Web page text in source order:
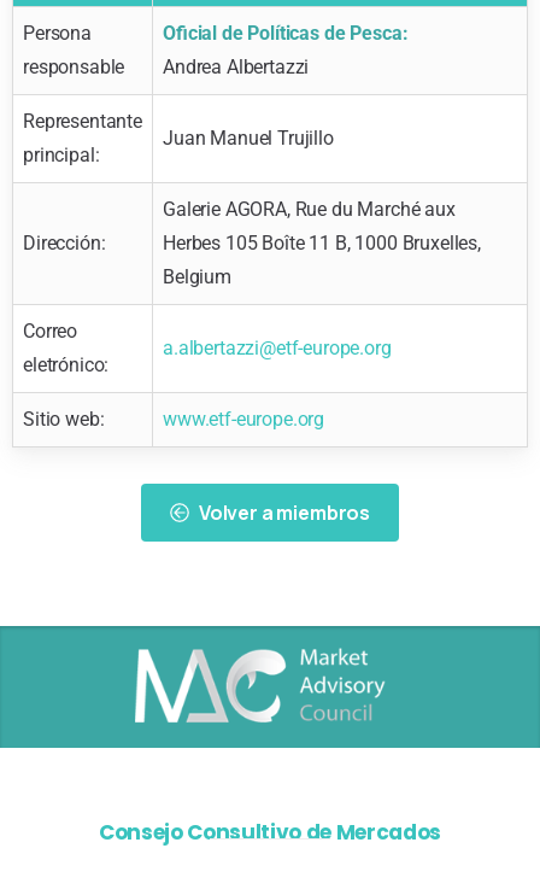
Persona
responsable
Oficial de Políticas de Pesca:
Andrea Albertazzi
Representante
principal:
Juan Manuel Trujillo
Dirección:
Galerie AGORA, Rue du Marché aux
Herbes 105 Boîte 11 B, 1000 Bruxelles,
Belgium
Correo
eletrónico:
a.albertazzi@etf-europe.org
Sitio web: www.etf-europe.org
Volver a miembros
Consejo Consultivo de Mercados